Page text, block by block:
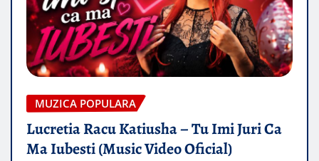
MUZICA POPULARA
Lucretia Racu Katiusha – Tu Imi Juri Ca
Ma Iubesti (Music Video Oficial)